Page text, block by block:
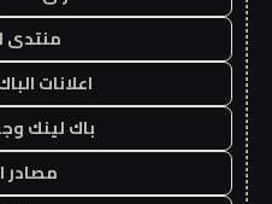
منتدى
اعلانات الباك
باك لينك
مصادر